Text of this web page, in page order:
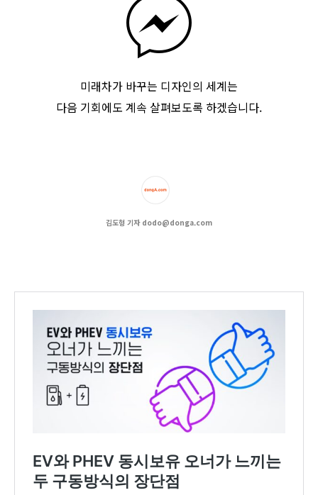
미래차가 바꾸는 디자인의 세계는
다음 기회에도 계속 살펴보도록 하겠습니다.
김도형 기자 dodo@donga.com